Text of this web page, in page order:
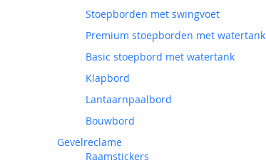
Stoepborden met swingvoet
Premium stoepborden met watertank
Basic stoepbord met watertank
Klapbord
Lantaarnpaalbord
Bouwbord
Gevelreclame
Raamstickers